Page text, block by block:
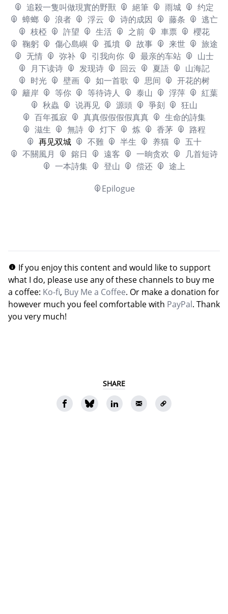
追殺一隻叫做現實的野獸 絕筆 雨城
约定
蟑螂
浪者 浮云 诗的成因 藤条
逃亡
枝椏
許望 生活 之前 車票
櫻花
鞠躬
傷心島嶼 孤墳 故事 来世
旅途
无情
弥补 引我向你 最亲的车站
山士
月下读诗
发现诗 回云 夏語
山海記
时光
壁画 如一首歌 思间
开花的树
籬岸
等你 等待诗人 泰山 浮萍
紅葉
秋蟲
说再见 源頭 爭刻
狂山
百年孤寂
真真假假假假真真
生命的詩集
滋生
無詩 灯下 炼 香茅
路程
再见双城
不難 半生 养猫
五十
不關風月
鎔日 遠客 一晌贪欢
几首短诗
一本詩集
登山 偿还
途上
Epilogue
If you enjoy this content and would like to support
what I do, please use any of these channels to buy me
a coffee: Ko-fi, Buy Me a Coffee. Or make a donation for
however much you feel comfortable with PayPal. Thank
you very much!
SHARE